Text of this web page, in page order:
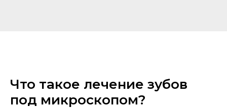
Что такое лечение зубов
под микроскопом?